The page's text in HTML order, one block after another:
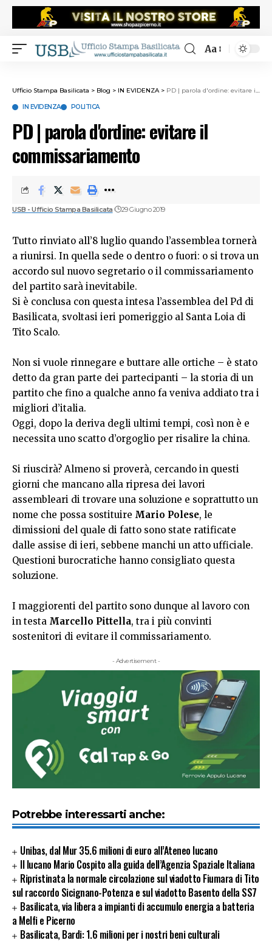
Aa
Ufficio Stampa Basilicata > Blog > IN EVIDENZA> PD | parola d'ordine: evitare il commissariamento
IN EVIDENZA POLITICA
PD | parola d'ordine: evitare il
commissariamento
USB - Ufficio Stampa Basilicata 29 Giugno 2019
Tutto rinviato all’8 luglio quando l’assemblea tornerà
a riunirsi. In quella sede o dentro o fuori: o si trova un
accordo sul nuovo segretario o il commissariamento
del partito sarà inevitabile.
Si è conclusa con questa intesa l’assemblea del Pd di
Basilicata, svoltasi ieri pomeriggio al Santa Loia di
Tito Scalo.
Non si vuole rinnegare e buttare alle ortiche – è stato
detto da gran parte dei partecipanti – la storia di un
partito che fino a qualche anno fa veniva addiato tra i
migliori d’italia.
Oggi, dopo la deriva degli ultimi tempi, così non è e
necessita uno scatto d’orgoglio per risalire la china.
Si riuscirà? Almeno si proverà, cercando in questi
giorni che mancano alla ripresa dei lavori
assembleari di trovare una soluzione e soprattutto un
nome che possa sostituire Mario Polese, le
dimissioni del quale di fatto sono state ratificate
dalle assise di ieri, sebbene manchi un atto ufficiale.
Questioni burocratiche hanno consigliato questa
soluzione.
I maggiorenti del partito sono dunque al lavoro con
in testa Marcello Pittella, tra i più convinti
sostenitori di evitare il commissariamento.
- Advertisement -
Potrebbe interessarti anche:
Unibas, dal Mur 35.6 milioni di euro all’Ateneo lucano
Il lucano Mario Cospito alla guida dell’Agenzia Spaziale Italiana
Ripristinata la normale circolazione sul viadotto Fiumara di Tito
sul raccordo Sicignano-Potenza e sul viadotto Basento della SS7
Basilicata, via libera a impianti di accumulo energia a batteria
a Melfi e Picerno
Basilicata, Bardi: 1.6 milioni per i nostri beni culturali